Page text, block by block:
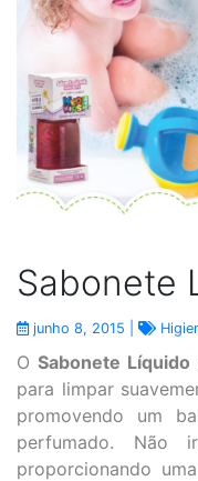
Sabonete
junho 8, 2015 |
OSabonete Líquido
para limpar
promovendo um
perfumado. Não
proporcionando